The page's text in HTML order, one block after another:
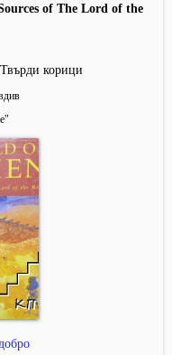
of The Lord of the
корици
"